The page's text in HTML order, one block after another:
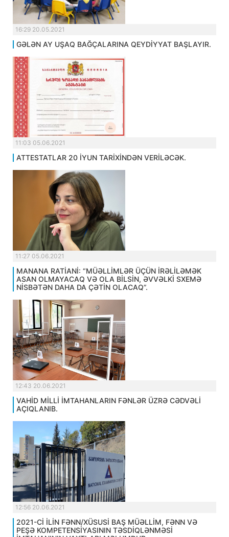
16:29 20.05.2021
GƏLƏN AY UŞAQ BAĞÇALARINA QEYDİYYAT BAŞLAYIR.
11:03 05.06.2021
ATTESTATLAR 20 İYUN TARİXİNDƏN VERİLƏCƏK.
11:27 05.06.2021
MANANA RATİANİ: “MÜƏLLİMLƏR ÜÇÜN İRƏLİLƏMƏK
ASAN OLMAYACAQ VƏ OLA BİLSİN, ƏVVƏLKİ SXEMƏ
NİSBƏTƏN DAHA DA ÇƏTİN OLACAQ”.
12:43 20.06.2021
VAHİD MİLLİ İMTAHANLARIN FƏNLƏR ÜZRƏ CƏDVƏLİ
AÇIQLANIB.
12:56 20.06.2021
2021-Cİ İLİN FƏNN/XÜSUSİ BAŞ MÜƏLLİM, FƏNN VƏ
PEŞƏ KOMPETENSİYASININ TƏSDİQLƏNMƏSİ